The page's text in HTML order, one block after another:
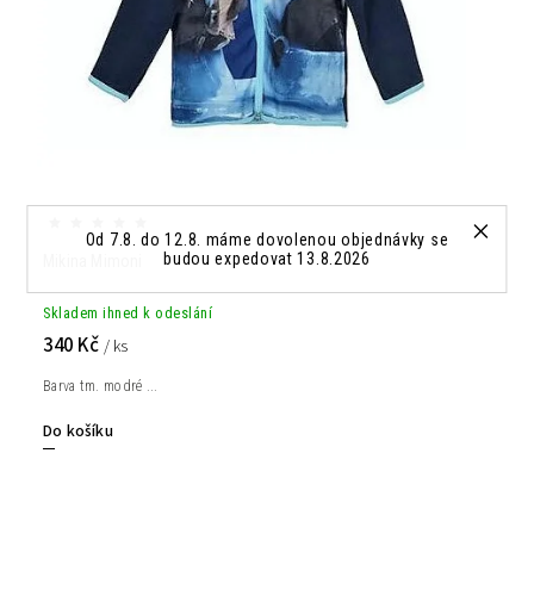
Od 7.8. do 12.8. máme dovolenou objednávky se
budou expedovat 13.8.2026
Skladem ihned k odeslání
340 Kč / ks
Do košíku
Barva tm. modré ...